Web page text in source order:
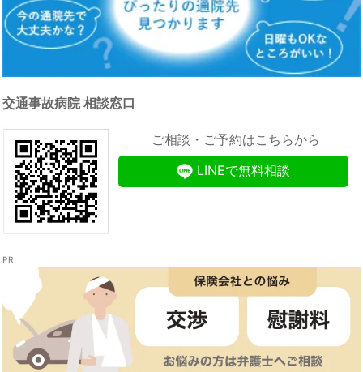
交通事故病院 相談窓口
ご相談・ご予約はこちらから
LINEで無料相談